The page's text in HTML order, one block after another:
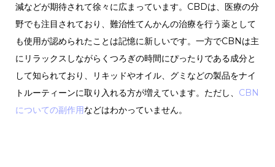
減などが期待されて徐々に広まっています。CBDは、医療の分
野でも注目されており、難治性てんかんの治療を行う薬として
も使用が認められたことは記憶に新しいです。一方でCBNは主
にリラックスしながらくつろぎの時間にぴったりである成分と
して知られており、リキッドやオイル、グミなどの製品をナイ
トルーティーンに取り入れる方が増えています。ただし、 CBN
についての副作用などはわかっていません。